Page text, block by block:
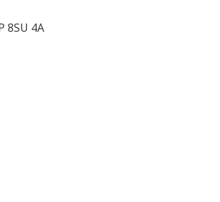
8SU 4A